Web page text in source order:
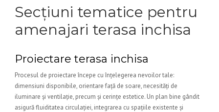
Secțiuni tematice pentru
amenajari terasa inchisa
Proiectare terasa inchisa
Procesul de proiectare începe cu înțelegerea nevoilor tale:
dimensiuni disponibile, orientare față de soare, necesități de
iluminare și ventilație, precum și cerințe estetice. Un plan bine gândit
asigură fluiditatea circulației, integrarea cu spațiile existente și